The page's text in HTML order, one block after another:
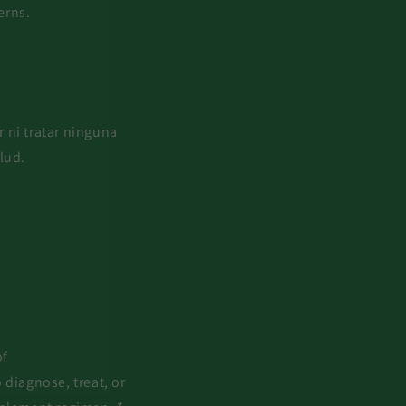
ni tratar ninguna
diagnose, treat, or